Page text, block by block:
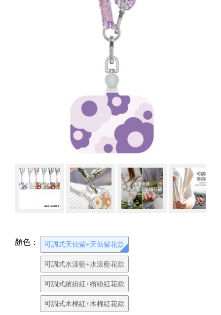
顏色： 可調式天仙紫+天仙紫花款
可調式水漾藍+水漾藍花款
可調式繽紛紅+繽紛紅花款
可調式木棉紅+木棉紅花款